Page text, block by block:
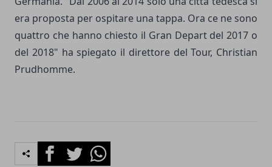
era proposta per ospitare una tappa. Ora ce ne sono
quattro che hanno chiesto il Gran Depart del 2017 o
del 2018" ha spiegato il direttore del Tour, Christian
Prudhomme.
FacebookTwitterWhatsapp